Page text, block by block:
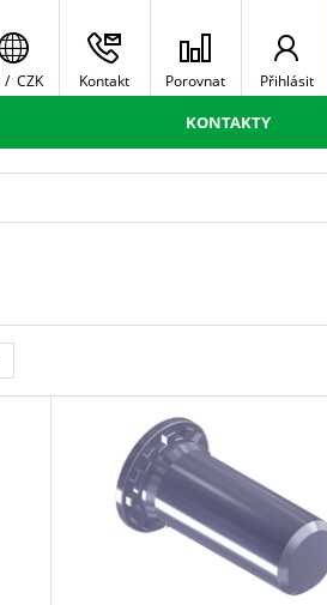
/ CZK Kontakt Porovnat Přihlásit
KONTAKTY